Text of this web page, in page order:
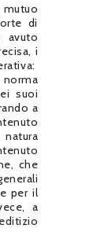
di
avuto
i
suoi
a
che
per il
a